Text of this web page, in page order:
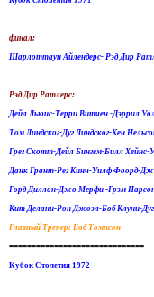
финал:
Шарлоттаун Айлендерс- Рэд Дир
Рэд Дир Ратлерс:
Дейл Льюис-Терри Витчен -Дэррил
Том Линдског-Дуг Линдског-Кен
Грег Скотт-Дейл Бингем-Билл Хейнс-
Данк Грант-Рег Кинч-Уилф Фоорд-
Горд Диллон-Джо Мерфи -Грэм
Кит Делани-Рон Джоэл-Боб Клуни-Дуг
Главный Тренер: Боб Томпсон
==============================
Кубок Столетия 1972